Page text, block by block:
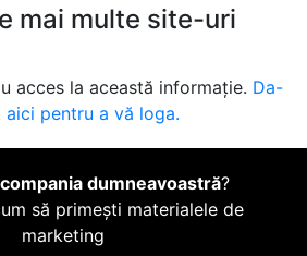
mai multe site-uri
acces la această informație. Da-
pentru a vă loga.
dumneavoastră?
să primești materialele de
marketing